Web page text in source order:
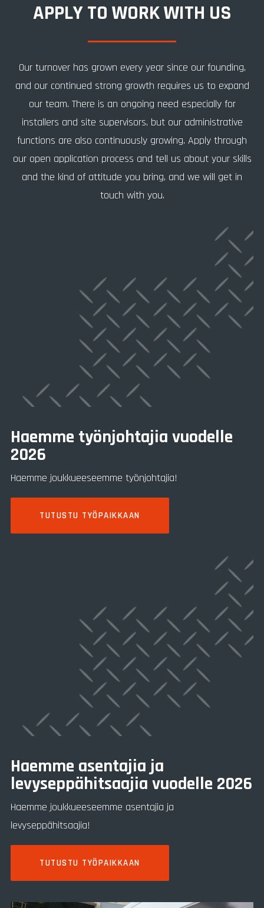
APPLY TO WORK WITH US
Our turnover has grown every year since our founding,
and our continued strong growth requires us to expand
our team. There is an ongoing need especially for
installers and site supervisors, but our administrative
functions are also continuously growing. Apply through
our open application process and tell us about your skills
and the kind of attitude you bring, and we will get in
touch with you.
Haemme työnjohtajia vuodelle
2026
Haemme joukkueeseemme työnjohtajia!
TUTUSTU TYÖPAIKKAAN
Haemme asentajia ja
levyseppähitsaajia vuodelle 2026
Haemme joukkueeseemme asentajia ja
levyseppähitsaajia!
TUTUSTU TYÖPAIKKAAN